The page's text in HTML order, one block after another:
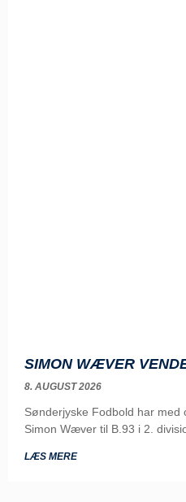
SIMON WÆVER
8. AUGUST 2026
Sønderjyske Fodbold har med
Simon Wæver til B.93 i 2.
LÆS MERE